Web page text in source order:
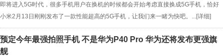
即将进入5G时代，很多手机用户在换机的时候都会开始考虑直接换成5G手机，恰好
小米2月13日刚刚发布了一款性能超高的5G手机，让我们来一睹为快吧。...[详细]
预定今年最强拍照手机 不是华为P40 Pro 华为还将发布更强旗
舰